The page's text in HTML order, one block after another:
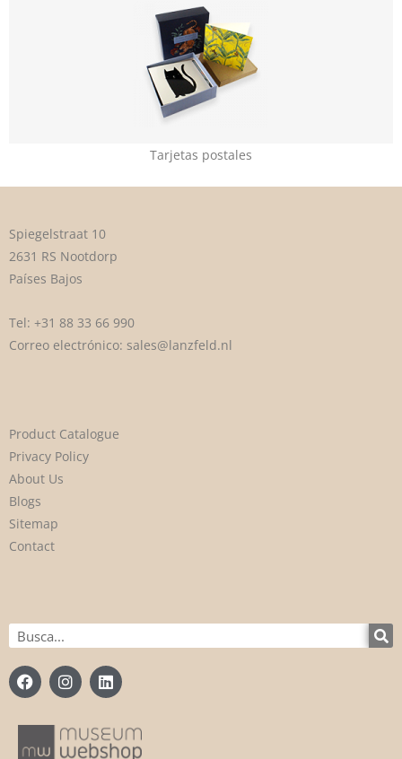
Tarjetas postales
Spiegelstraat 10
2631 RS Nootdorp
Países Bajos
Tel: +31 88 33 66 990
Correo electrónico: sales@lanzfeld.nl
Product Catalogue
Privacy Policy
About Us
Blogs
Sitemap
Contact
Buscar
F
a
c
e
o
I
n
s
a
g
L
i
n
e
d